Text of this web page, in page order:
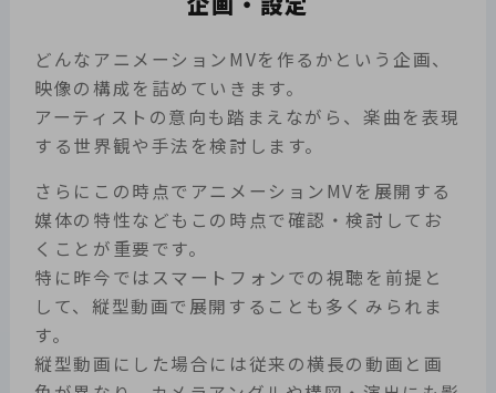
どんなアニメーションMVを作るかという企画、
映像の構成を詰めていきます。
アーティストの意向も踏まえながら、楽曲を表現
する世界観や手法を検討します。
さらにこの時点でアニメーションMVを展開する
媒体の特性などもこの時点で確認・検討してお
くことが重要です。
特に昨今ではスマートフォンでの視聴を前提と
して、縦型動画で展開することも多くみられま
す。
縦型動画にした場合には従来の横長の動画と画